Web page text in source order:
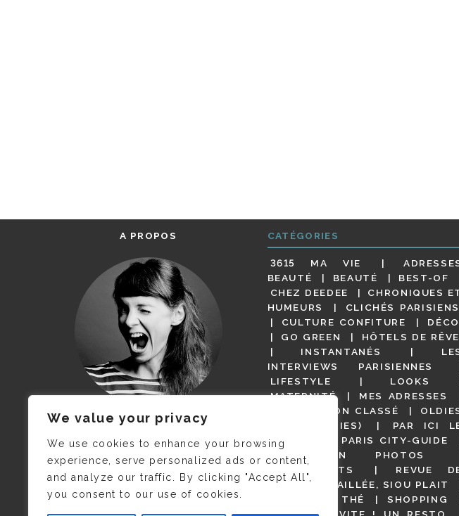
We value your privacy
We use cookies to enhance your browsing
experience, serve personalized ads or content,
and analyze our traffic. By clicking "Accept All",
you consent to our use of cookies.
A PROPOS
JE M’APPELLE DELPHINE MAIS
C’EST ©CAMILLE COLLIN QUI A
PRIS CETTE PHOTO !
CATÉGORIES
3615 MA VIE
BEAUTÉ
BEAUTÉ
BEST-OF
CHEZ DEEDEE
CHRONIQUES
HUMEURS
CLICHÉS PARISIENS
CULTURE CONFITURE
DÉCO
GO GREEN
HÔTELS DE RÊVE
INSTANTANÉS
INTERVIEWS PARISIENNES
LIFESTYLE
LOOKS
MATERNITÉ
MES ADRESSES
NON CLASSÉ
(BUT GOODIES)
PAR ICI
MAGOT !
PARIS CITY-GUIDE
PARIS EN PHOTOS
RESTAURANTS
REVUE
PRESSE DÉTAILLÉE, SIOU PLAIT
SALONS DE THÉ
SHOPPING
VIDÉOS
VITE ! UN RESTO